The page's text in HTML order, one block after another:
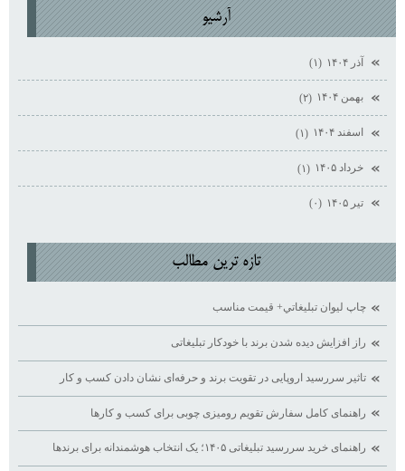
آرشيو
آذر ۱۴۰۴ (۱)
بهمن ۱۴۰۴ (۲)
اسفند ۱۴۰۴ (۱)
خرداد ۱۴۰۵ (۱)
تیر ۱۴۰۵ (۰)
تازه ترين مطالب
چاپ ليوان تبليغاتي+ قيمت مناسب
راز افزایش دیده ‌شدن برند با خودکار تبلیغاتی
تاثیر سررسید اروپایی در تقویت برند و حرفه‌ای نشان دادن کسب ‌و کار
راهنمای کامل سفارش تقویم رومیزی چوبی برای کسب ‌و کارها
راهنمای خرید سررسید تبلیغاتی ۱۴۰۵؛ یک انتخاب هوشمندانه برای برندها